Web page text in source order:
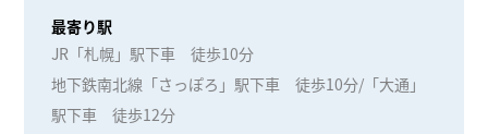
最寄り駅
JR「札幌」駅下車 徒歩10分
地下鉄南北線「さっぽろ」駅下車 徒歩10分/「大通」
駅下車 徒歩12分